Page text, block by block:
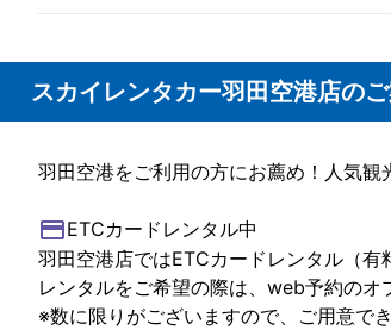
スカイレンタカー羽田空港店の
羽田空港をご利用の方にお薦め！人気観
credit_cardETCカードレンタル中
羽田空港店ではETCカードレンタル（有
レンタルをご希望の際は、web予約のオ
※数に限りがございますので、ご用意で